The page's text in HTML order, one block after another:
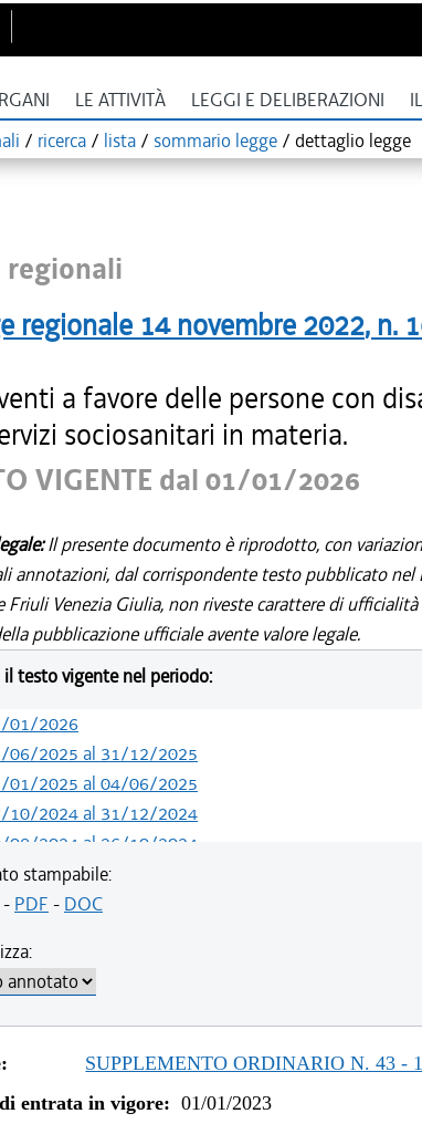
LE ATTIVITÀ LEGGI E DELIBERAZIONI
/ ricerca / lista / sommario legge / dettaglio legge
regionali
regionale 14 novembre 2022, n.
a favore delle persone con
sociosanitari in materia.
VIGENTE dal 01/01/2026
Il presente documento è riprodotto, con
annotazioni, dal corrispondente testo pubblicato
Friuli Venezia Giulia, non riveste carattere di
pubblicazione ufficiale avente valore legale.
il testo vigente nel periodo:
01/2026
06/2025 al 31/12/2025
01/2025 al 04/06/2025
10/2024 al 31/12/2024
08/2024 al 26/10/2024
01/2024 al 09/08/2024
03/2023 al 31/12/2023
stampabile:
- PDF - DOC
SUPPLEMENTO ORDINARIO N. 43 -
entrata in vigore: 01/01/2023